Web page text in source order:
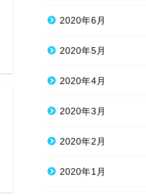
2020年6月
2020年5月
2020年4月
2020年3月
2020年2月
2020年1月